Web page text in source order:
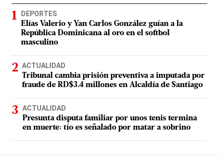
DEPORTES
Elías Valerio y Yan Carlos González guían a la
República Dominicana al oro en el softbol
masculino
ACTUALIDAD
Tribunal cambia prisión preventiva a imputada por
fraude de RD$3.4 millones en Alcaldía de Santiago
ACTUALIDAD
Presunta disputa familiar por unos tenis termina
en muerte: tío es señalado por matar a sobrino